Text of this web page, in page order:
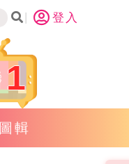
登入
1
圖輯